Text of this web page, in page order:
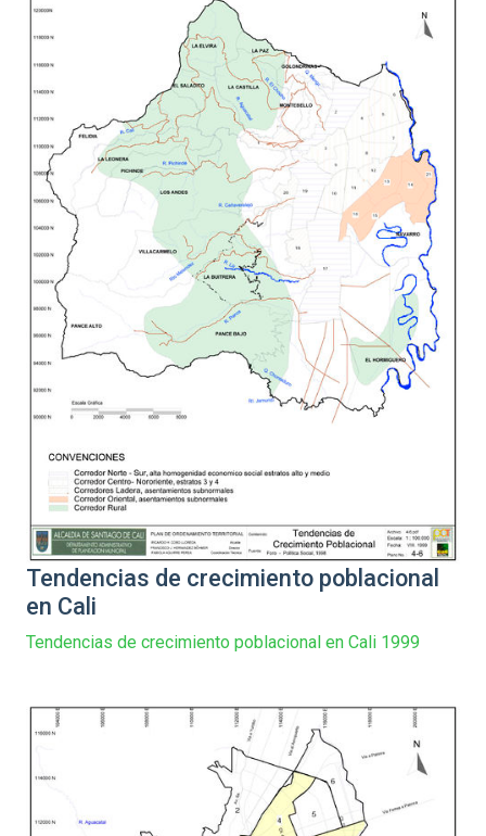
Tendencias de crecimiento poblacional
en Cali
Tendencias de crecimiento poblacional en Cali 1999